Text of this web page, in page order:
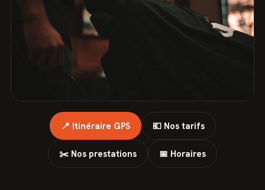
📍 Itinéraire GPS 💶 Nos tarifs
✂️ Nos prestations 📅 Horaires